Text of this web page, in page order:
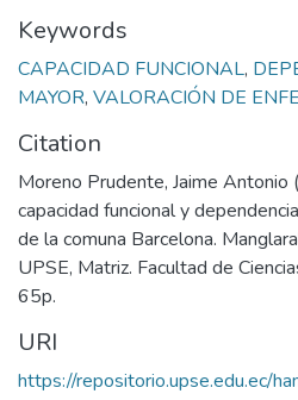
Keywords
CAPACIDAD FUNCIONAL,
MAYOR, VALORACIÓN DE
Citation
Moreno Prudente, Jaime Antonio
capacidad funcional y
de la comuna Barcelona.
UPSE, Matriz. Facultad de
65p.
URI
https://repositorio.upse.edu.ec/